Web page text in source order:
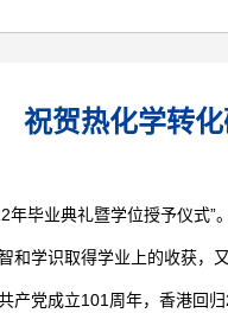
祝贺热化学转
年毕业典礼暨学位授予仪式
和学识取得学业上的收获，
产党成立101周年，香港回